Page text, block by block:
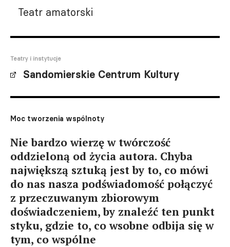
Teatr amatorski
Teatry i instytucje
Sandomierskie Centrum Kultury
Moc tworzenia wspólnoty
Nie bardzo wierzę w twórczość
oddzieloną od życia autora. Chyba
największą sztuką jest by to, co mówi
do nas nasza podświadomość połączyć
z przeczuwanym zbiorowym
doświadczeniem, by znaleźć ten punkt
styku, gdzie to, co wsobne odbija się w
tym, co wspólne